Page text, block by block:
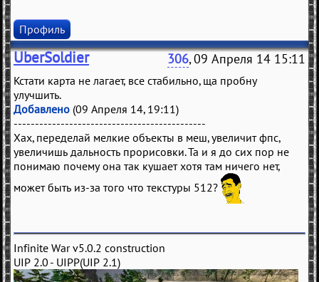
Профиль
UberSoldier 306, 09 Апреля 14 15:11
Кстати карта не лагает, все стабильно, ща пробну
улучшить.
Добавлено (09 Апреля 14, 19:11)
---------------------------------------------
Хах, переделай мелкие объекты в меш, увеличит фпс,
увеличишь дальность прорисовки. Та и я до сих пор не
понимаю почему она так кушает хотя там ничего нет,
может быть из-за того что текстуры 512?
Infinite War v5.0.2 construction
UIP 2.0 - UIPP(UIP 2.1)